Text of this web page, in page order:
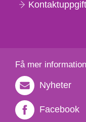
Få mer
Nyheter
Facebook